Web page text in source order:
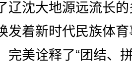
辽沈大地源远流长
发着新时代民族体
完美诠释了“团结、